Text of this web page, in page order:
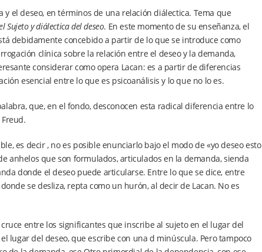
el deseo, en términos de una relación diálectica. Tema que
Sujeto y diálectica del deseo. En este momento de su enseñanza, el
debidamente concebido a partir de lo que se introduce como
clínica sobre la relación entre el deseo y la demanda,
considerar como opera Lacan: es a partir de diferencias
esencial entre lo que es psicoanálisis y lo que no lo es.
que, en el fondo, desconocen esta radical diferencia entre lo
es decir , no es posible enunciarlo bajo el modo de «yo deseo esto
anhelos que son formulados, articulados en la demanda, sienda
donde el deseo puede articularse. Entre lo que se dice, entre
se desliza, repta como un hurón, al decir de Lacan. No es
entre los significantes que inscribe al sujeto en el lugar del
lugar del deseo, que escribe con una d minúscula. Pero tampoco